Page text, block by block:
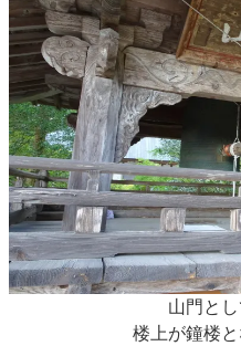
山門とし
楼上が鐘楼